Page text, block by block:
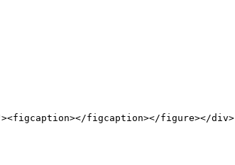
figcaption></figure></div>